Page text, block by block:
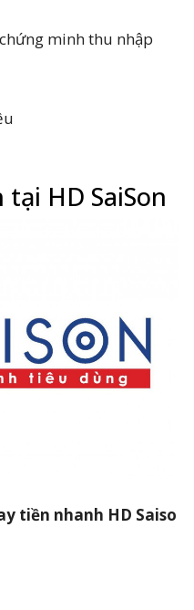
minh thu nhập
HD SaiSon
tiền nhanh HD Saiso